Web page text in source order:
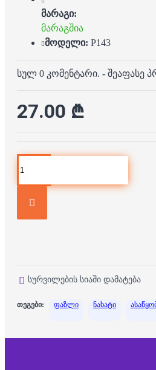
მარაგი:
მარაგშია
მოდელი: P143
სულ 0 კომენტარი. - შეაფასე
27.00 ₾
სურვილების სიაში დამატება
თეგები: ფაზლი ნახატი